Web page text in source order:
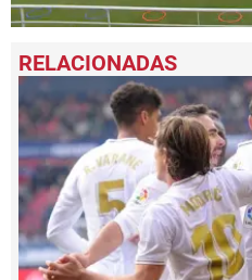
seconds
of
1
minute,
34
seconds